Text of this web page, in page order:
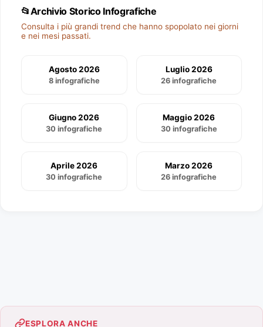
📂Archivio Storico Infografiche
Consulta i più grandi trend che hanno spopolato nei giorni
e nei mesi passati.
Agosto 2026
8 infografiche
Luglio 2026
26 infografiche
Giugno 2026
30 infografiche
Maggio 2026
30 infografiche
Aprile 2026
30 infografiche
Marzo 2026
26 infografiche
ESPLORA ANCHE